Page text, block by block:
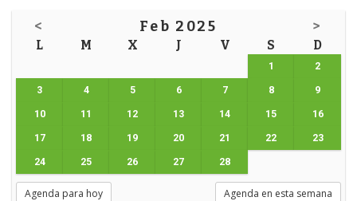
< Feb 2025 >
L M X J V S D
1 2
3 4 5 6 7 8 9
10 11 12 13 14 15 16
17 18 19 20 21 22 23
24 25 26 27 28
Agenda para hoy Agenda en esta semana